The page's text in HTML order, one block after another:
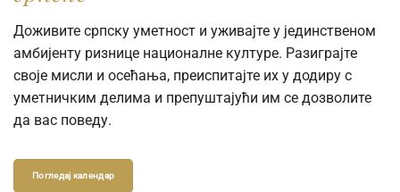
Доживите српску уметност и уживајте у јединственом
амбијенту ризнице националне културе. Разиграјте
своје мисли и осећања, преиспитајте их у додиру с
уметничким делима и препуштајући им се дозволите
да вас поведу.
Погледај календар